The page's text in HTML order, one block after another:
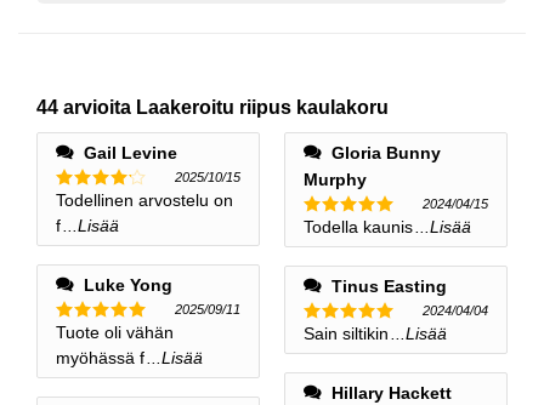
44 arvioita Laakeroitu riipus kaulakoru
Gail Levine
Nimellinen
4
ulos 5
2025/10/15
Todellinen arvostelu on
f
...Lisää
Luke Yong
Nimellinen
ulos 5
2025/09/11
Tuote oli vähän
myöhässä f
...Lisää
Murphy
Nimellinen
5ulos 5
2024/04/15
Todella kaunis ...Lisää
Tinus Easting
Nimellinen
5ulos 5
2024/04/04
Sain siltikin ...Lisää
Hillary Hackett